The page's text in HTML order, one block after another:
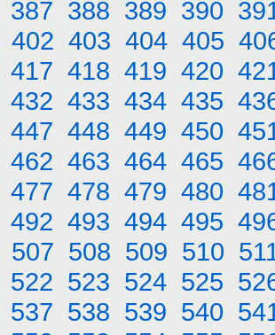
387 388 389 390
402 403 404 405
417 418 419 420
432 433 434 435
447 448 449 450
462 463 464 465
477 478 479 480
492 493 494 495
507 508 509 510
522 523 524 525
537 538 539 540